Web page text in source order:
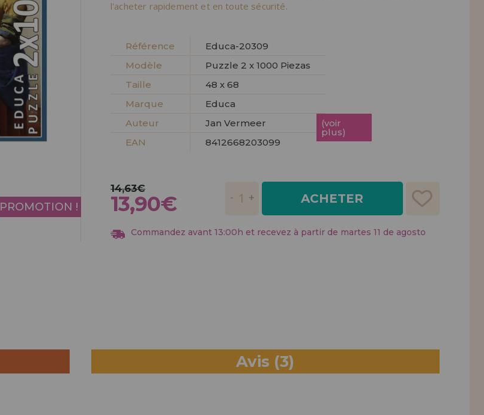
Allez-y! Nous vous attendions.
DISTRIBUTEUR
l'acheter rapidement et en toute sécurité.
Référence
Educa-20309
Modèle
Puzzle 2 x 1000 Piezas
Taille
48 x 68
Marque
Educa
Auteur
Jan Vermeer (voir
plus)
EAN
8412668203099
PROMOTION !
14,63€
13,90€ ACHETER
Commandez avant 13:00h et recevez à partir de martes 11 de agosto
Avis (3)